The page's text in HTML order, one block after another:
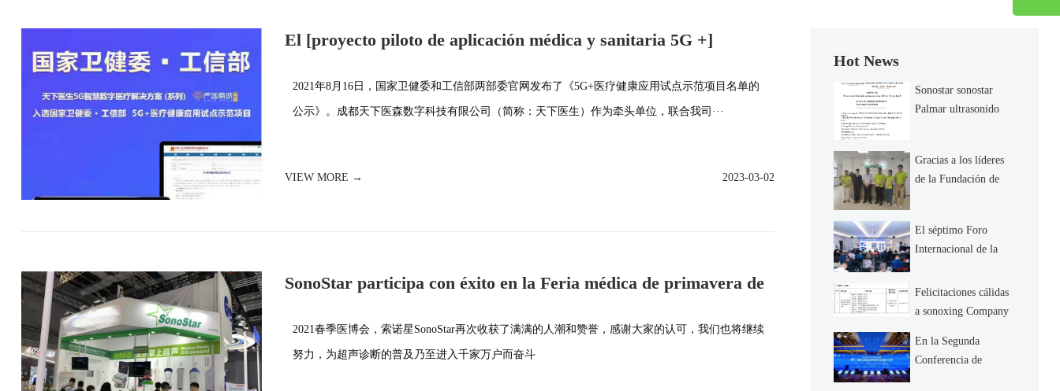
El [proyecto piloto de aplicación médica y sanitaria 5G +]
2021年8月16日，国家卫健委和工信部两部委官网发布了《5G+医疗健康应用试点示范项目名单的
公示》。成都天下医森数字科技有限公司（简称：天下医生）作为牵头单位，联合我司···
VIEW MORE → 2023-03-02
SonoStar participa con éxito en la Feria médica de primavera de
2021春季医博会，索诺星SonoStar再次收获了满满的人潮和赞誉，感谢大家的认可，我们也将继续
努力，为超声诊断的普及乃至进入千家万户而奋斗
Hot News
Sonostar sonostar
Palmar ultrasonido
Gracias a los líderes
de la Fundación de
empresa y guiar.
El séptimo Foro
Internacional de la
tecnologías y equipos
de medicina
Felicitaciones cálidas
a sonoxing Company
cooperación con la
En la Segunda
Conferencia de